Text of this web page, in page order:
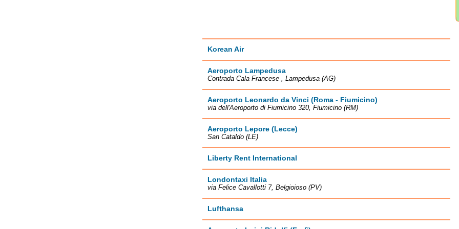
Korean Air
Aeroporto Lampedusa
Contrada Cala Francese , Lampedusa (AG)
Aeroporto Leonardo da Vinci (Roma - Fiumicino)
via dell'Aeroporto di Fiumicino 320, Fiumicino (RM)
Aeroporto Lepore (Lecce)
San Cataldo (LE)
Liberty Rent International
Londontaxi Italia
via Felice Cavallotti 7, Belgioioso (PV)
Lufthansa